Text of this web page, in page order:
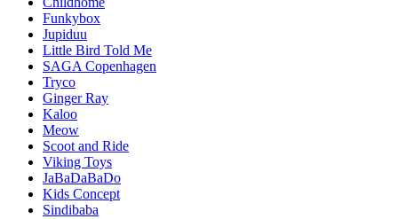
Funkybox
Jupiduu
Little Bird Told Me
SAGA Copenhagen
Tryco
Ginger Ray
Kaloo
Meow
Scoot and Ride
Viking Toys
JaBaDaBaDo
Kids Concept
Sindibaba